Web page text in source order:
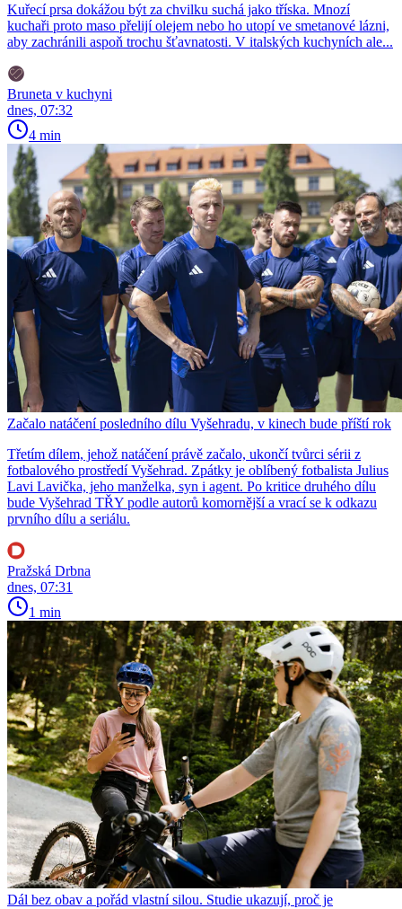
Kuřecí prsa dokážou být za chvilku suchá jako tříska. Mnozí
kuchaři proto maso přelijí olejem nebo ho utopí ve smetanové lázni,
aby zachránili aspoň trochu šťavnatosti. V italských kuchyních ale...
Bruneta v kuchyni
dnes, 07:32
4 min
Začalo natáčení posledního dílu Vyšehradu, v kinech bude příští rok
Třetím dílem, jehož natáčení právě začalo, ukončí tvůrci sérii z
fotbalového prostředí Vyšehrad. Zpátky je oblíbený fotbalista Julius
Lavi Lavička, jeho manželka, syn i agent. Po kritice druhého dílu
bude Vyšehrad TŘY podle autorů komornější a vrací se k odkazu
prvního dílu a seriálu.
Pražská Drbna
dnes, 07:31
1 min
Dál bez obav a pořád vlastní silou. Studie ukazují, proč je